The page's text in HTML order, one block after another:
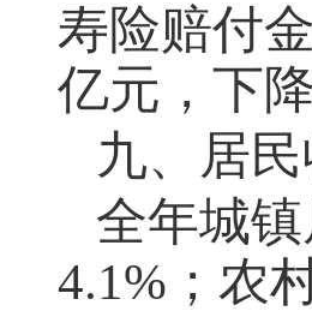
寿险赔付
亿元，下降
九、居
全年城
4.1% ；农